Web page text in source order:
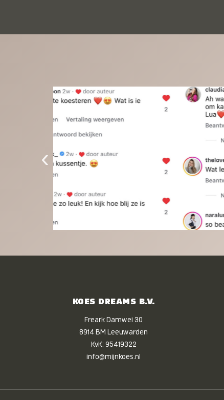
‹
KOES DREAMS B.V.
Freark Damwei 30
8914 BM Leeuwarden
KvK: 95419322
info@mijnkoes.nl